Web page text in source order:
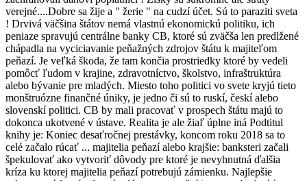
verejné....Dobre sa žije a " žerie " na cudzí účet. Sú to paraziti sveta
! Drvivá väčšina štátov nemá vlastnú ekonomickú politiku, ich
peniaze spravujú centrálne banky CB, ktoré sú zväčša len predlžené
chápadla na vyciciavanie peňažných zdrojov štátu k majiteľom
peňazí. Je veľká škoda, že tam končia prostriedky ktoré by vedeli
pomôcť ľudom v krajine, zdravotníctvo, školstvo, infraštruktúra
alebo bývanie pre mladých. Miesto toho politici vo svete kryjú tieto
monštruózne finančné úniky, je jedno či sú to ruskí, českí alebo
slovenskí politici. CB by mali pracovať v prospech štátu majú to
dokonca ukotvené v ústave. Realita je ale žiaľ úplne iná Podtitul
knihy je: Koniec desaťročnej prestávky, koncom roku 2018 sa to
celé začalo rúcať ... majitelia peňazí alebo krajšie: banksteri začali
špekulovať ako vytvoriť dôvody pre ktoré je nevyhnutná ďalšia
kríza ku ktorej majitelia peňazí potrebujú zámienku. Najlepšie